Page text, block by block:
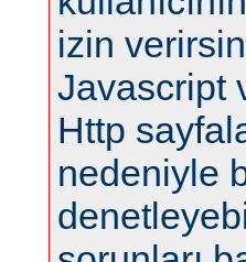
izin
Javascript
Http
nedeniyle